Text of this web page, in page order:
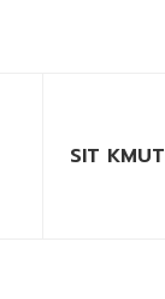
SIT